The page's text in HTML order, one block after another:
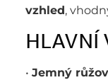
vzhled,
HLAVNÍ
• Jemný